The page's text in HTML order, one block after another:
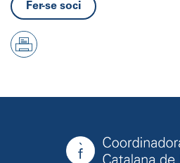
Fer-se soci